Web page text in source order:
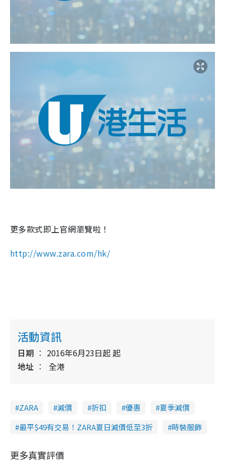
更多款式即上官網瀏覽啦！
http://www.zara.com/hk/
活動資訊
日期
2016年6月23日起 起
地址
全港
ZARA 減價 折扣 優惠
夏季減價
最平$49有交易！ZARA夏日減價低至3折
時裝服飾
更多真實評價